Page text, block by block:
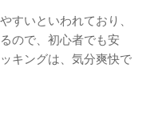
すいといわれており、
ので、初心者でも安
キングは、気分爽快で